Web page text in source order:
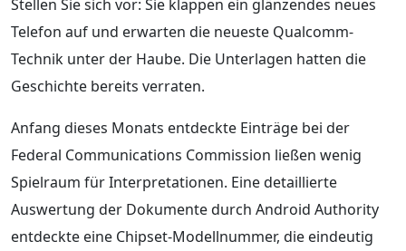
Stellen Sie sich vor: Sie klappen ein glänzendes neues
Telefon auf und erwarten die neueste Qualcomm-
Technik unter der Haube. Die Unterlagen hatten die
Geschichte bereits verraten.
Anfang dieses Monats entdeckte Einträge bei der
Federal Communications Commission ließen wenig
Spielraum für Interpretationen. Eine detaillierte
Auswertung der Dokumente durch Android Authority
entdeckte eine Chipset-Modellnummer, die eindeutig